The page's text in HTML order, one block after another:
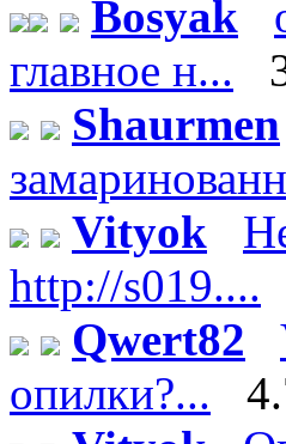
Bosyak
главное н...
Shaurmen
Vityok
http://s019....
Qwert82
опилки?...